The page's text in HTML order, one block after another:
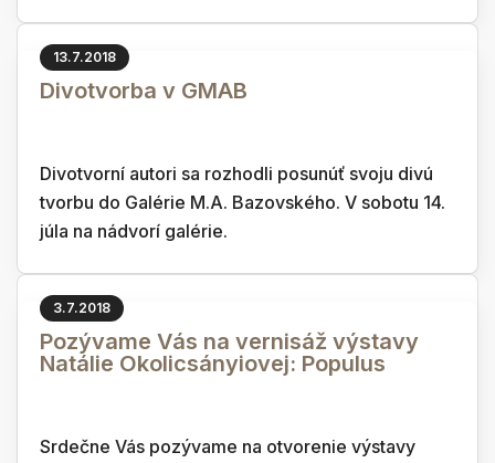
13.7.2018
Divotvorba v GMAB
Divotvorní autori sa rozhodli posunúť svoju divú
tvorbu do Galérie M.A. Bazovského. V sobotu 14.
júla na nádvorí galérie.
3.7.2018
Pozývame Vás na vernisáž výstavy
Natálie Okolicsányiovej: Populus
Srdečne Vás pozývame na otvorenie výstavy